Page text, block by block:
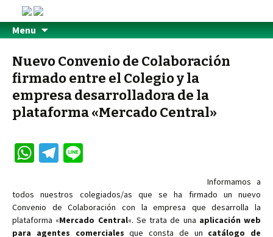
Menu
Nuevo Convenio de Colaboración
firmado entre el Colegio y la
empresa desarrolladora de la
plataforma «Mercado Central»
W
at
sA
p
Te
gr
a
m
e
Informamos a
todos nuestros colegiados/as que se ha firmado un nuevo
Convenio de Colaboración con la empresa que desarrolla la
plataforma «Mercado Central«. Se trata de una aplicación web
para agentes comerciales que consta de un catálogo de